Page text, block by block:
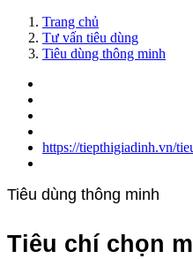
Trang chủ
Tư vấn tiêu dùng
Tiêu dùng thông minh
https://tiepthigiadinh.vn/
Tiêu dùng thông minh
Tiêu chí chọn